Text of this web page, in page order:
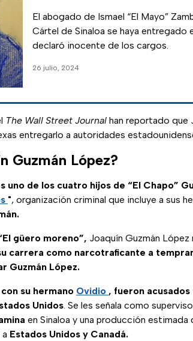
El abogado de Ismael “El Mayo”
Cártel de Sinaloa se haya entregado
declaró inocente de los cargos.
26 julio, 2024
The Wall Street Journal han reportado que
entregarlo a autoridades
Guzmán López?
uno de los cuatro hijos de “El Chapo”
", organización criminal que incluye a sus
güero moreno”, Joaquín Guzmán López
carrera como narcotraficante a
Guzmán López.
su hermano Ovidio , fueron
Unidos. Se les señala como
en Sinaloa y una producción
Estados Unidos y Canadá.